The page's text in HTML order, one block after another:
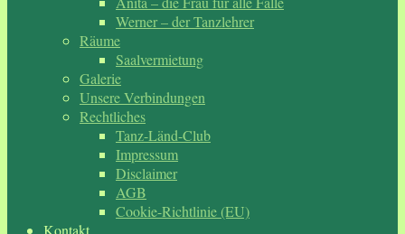
Werner – der Tanzlehrer
Räume
Saalvermietung
Galerie
Unsere Verbindungen
Rechtliches
Tanz-Länd-Club
Impressum
Disclaimer
AGB
Cookie-Richtlinie (EU)
Kontakt